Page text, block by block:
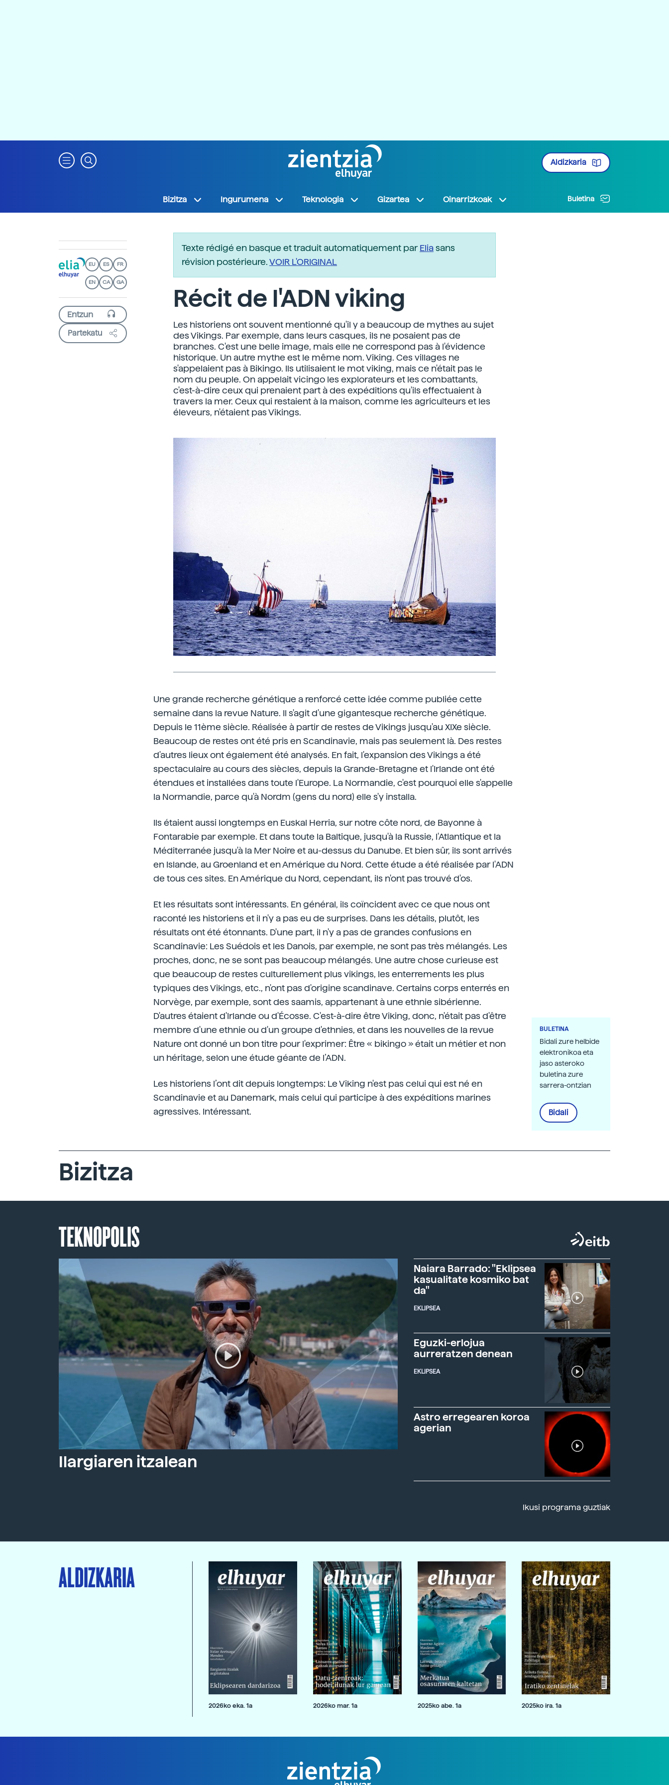
Aldizkaria
Bizitza Ingurumena Teknologia Gizartea Oinarrizkoak Buletina
EU ES FR
EN CA GA
Partekatu
Texte rédigé en basque et traduit automatiquement parEliasans
révision postérieure.VOIR L'ORIGINAL
Récit de l'ADN viking
Les historiens ont souvent mentionné qu'il y a beaucoup de mythes au sujet
des Vikings. Par exemple, dans leurs casques, ils ne posaient pas de
branches. C'est une belle image, mais elle ne correspond pas à l'évidence
historique. Un autre mythe est le même nom. Viking. Ces villages ne
s'appelaient pas à Bikingo. Ils utilisaient le mot viking, mais ce n'était pas le
nom du peuple. On appelait vicingo les explorateurs et les combattants,
c'est-à-dire ceux qui prenaient part à des expéditions qu'ils effectuaient à
travers la mer. Ceux qui restaient à la maison, comme les agriculteurs et les
éleveurs, n'étaient pas Vikings.
Une grande recherche génétique a renforcé cette idée comme publiée cette
semaine dans la revue Nature. Il s'agit d'une gigantesque recherche génétique.
Depuis le 11ème siècle. Réalisée à partir de restes de Vikings jusqu'au XIXe siècle.
Beaucoup de restes ont été pris en Scandinavie, mais pas seulement là. Des restes
d'autres lieux ont également été analysés. En fait, l'expansion des Vikings a été
spectaculaire au cours des siècles, depuis la Grande-Bretagne et l'Irlande ont été
étendues et installées dans toute l'Europe. La Normandie, c'est pourquoi elle s'appelle
la Normandie, parce qu'à Nordm (gens du nord) elle s'y installa.
Ils étaient aussi longtemps en Euskal Herria, sur notre côte nord, de Bayonne à
Fontarabie par exemple. Et dans toute la Baltique, jusqu'à la Russie, l'Atlantique et la
Méditerranée jusqu'à la Mer Noire et au-dessus du Danube. Et bien sûr, ils sont arrivés
en Islande, au Groenland et en Amérique du Nord. Cette étude a été réalisée par l'ADN
de tous ces sites. En Amérique du Nord, cependant, ils n'ont pas trouvé d'os.
Et les résultats sont intéressants. En général, ils coïncident avec ce que nous ont
raconté les historiens et il n'y a pas eu de surprises. Dans les détails, plutôt, les
résultats ont été étonnants. D'une part, il n'y a pas de grandes confusions en
Scandinavie: Les Suédois et les Danois, par exemple, ne sont pas très mélangés. Les
proches, donc, ne se sont pas beaucoup mélangés. Une autre chose curieuse est
que beaucoup de restes culturellement plus vikings, les enterrements les plus
typiques des Vikings, etc., n'ont pas d'origine scandinave. Certains corps enterrés en
Norvège, par exemple, sont des saamis, appartenant à une ethnie sibérienne.
D'autres étaient d'Irlande ou d'Écosse. C'est-à-dire être Viking, donc, n'était pas d'être
membre d'une ethnie ou d'un groupe d'ethnies, et dans les nouvelles de la revue
Nature ont donné un bon titre pour l'exprimer: Être « bikingo » était un métier et non
un héritage, selon une étude géante de l’ADN.
Les historiens l’ont dit depuis longtemps: Le Viking n'est pas celui qui est né en
Scandinavie et au Danemark, mais celui qui participe à des expéditions marines
agressives. Intéressant.
BULETINA
Bidali zure helbide
elektronikoa eta
jaso asteroko
buletina zure
sarrera-ontzian
Bidali
Bizitza
TEKNOPOLIS
Ilargiaren itzalean
Naiara Barrado: "Eklipsea
kasualitate kosmiko bat
da"
EKLIPSEA
Eguzki-erlojua
aurreratzen denean
EKLIPSEA
Astro erregearen koroa
agerian
Ikusi programa guztiak
ALDIZKARIA
2026ko eka. 1a 2026ko mar. 1a 2025ko abe. 1a 2025ko ira. 1a